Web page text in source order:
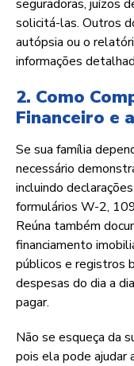
seguradoras, juízos
solicitá-las. Outros
autópsia ou o
informações
2. Como
Financeiro e
Se sua família
necessário
incluindo
formulários W-2,
Reúna também
financiamento
públicos e registros
despesas do dia a
pagar.
Não se esqueça da
pois ela pode ajudar